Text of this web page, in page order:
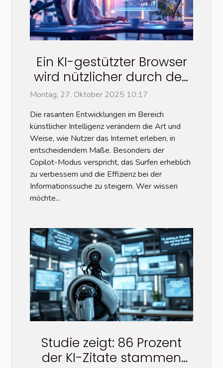
Ein KI-gestützter Browser
wird nützlicher durch den
Copilot-Modus?
Montag, 27. Oktober 2025 10:17
Die rasanten Entwicklungen im Bereich
künstlicher Intelligenz verändern die Art und
Weise, wie Nutzer das Internet erleben, in
entscheidendem Maße. Besonders der
Copilot-Modus verspricht, das Surfen erheblich
zu verbessern und die Effizienz bei der
Informationssuche zu steigern. Wer wissen
möchte...
Studie zeigt: 86 Prozent
der KI-Zitate stammen